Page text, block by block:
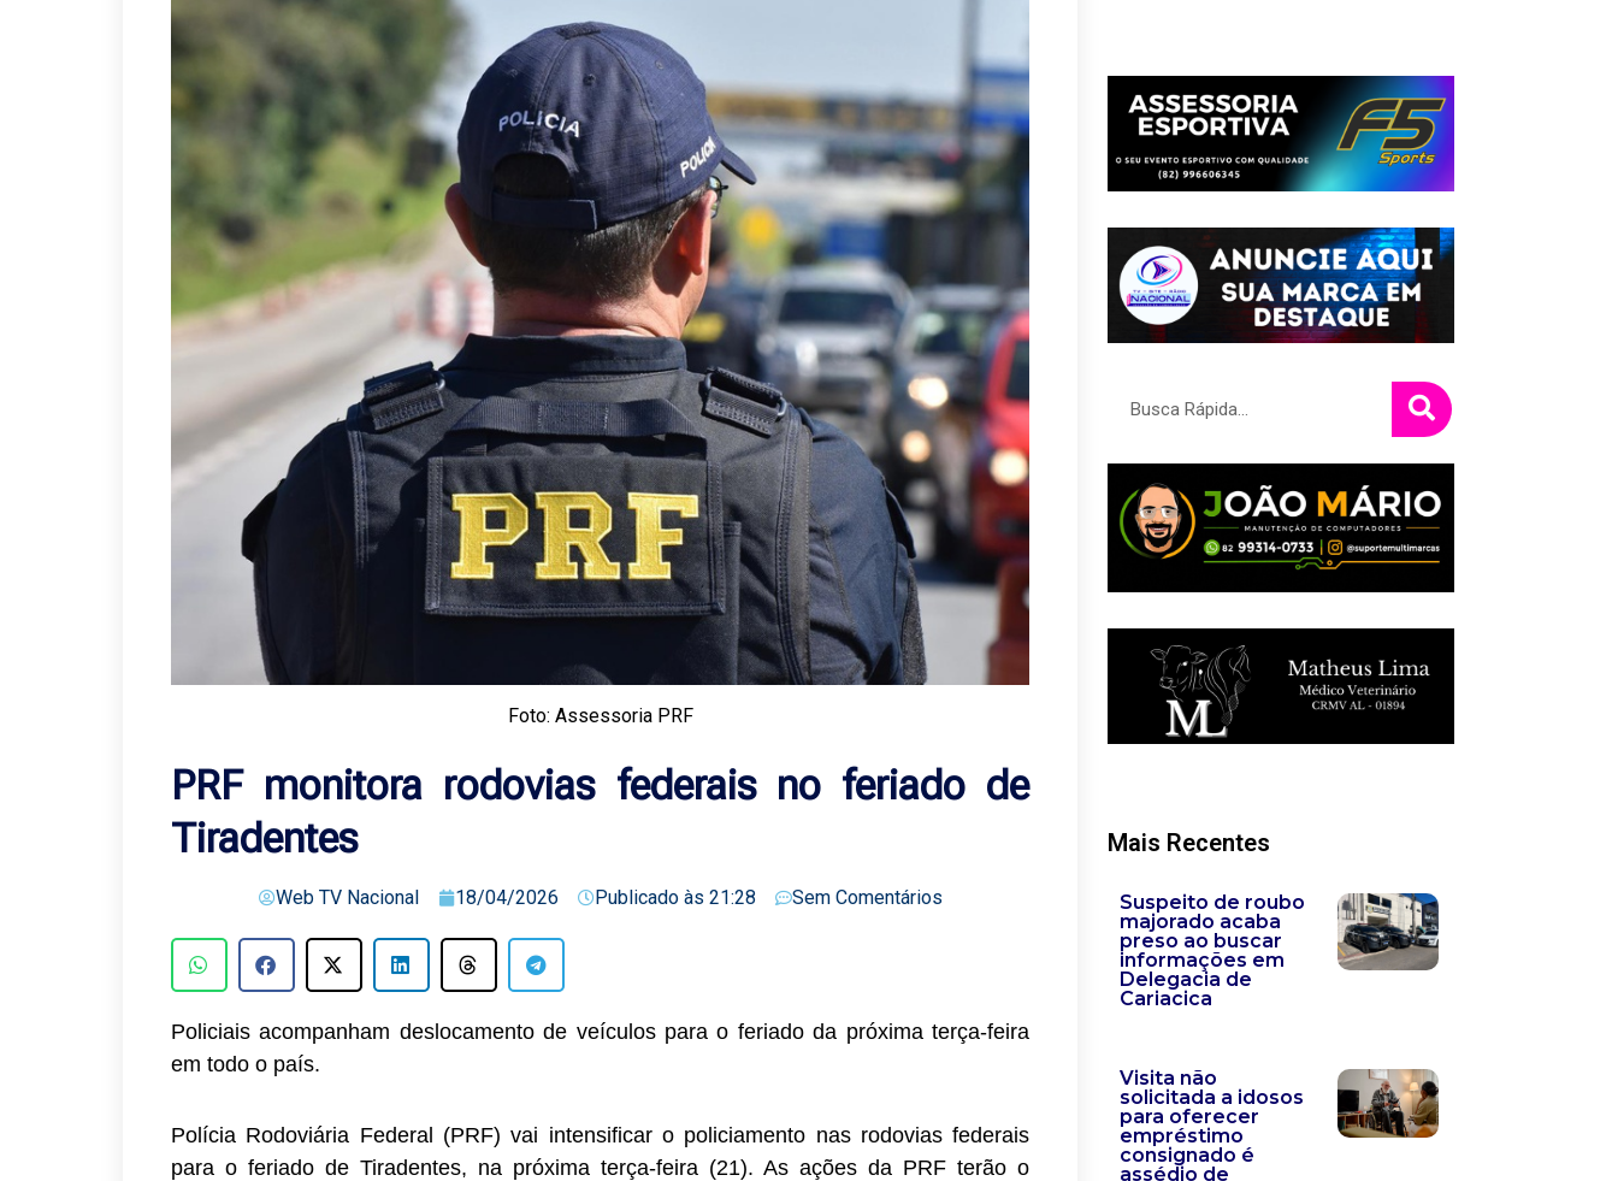
Foto: Assessoria PRF
PRF monitora rodovias federais no feriado de
Tiradentes
Web TV Nacional 18/04/2026 Publicado às 21:28 Sem Comentários
Policiais acompanham deslocamento de veículos para o feriado da próxima terça-feira
em todo o país.
Polícia Rodoviária Federal (PRF) vai intensificar o policiamento nas rodovias federais
para o feriado de Tiradentes, na próxima terça-feira (21). As ações da PRF terão o
Mais Recentes
Suspeito de roubo
majorado acaba
preso ao buscar
informações em
Delegacia de
Cariacica
Visita não
solicitada a idosos
para oferecer
empréstimo
consignado é
assédio de